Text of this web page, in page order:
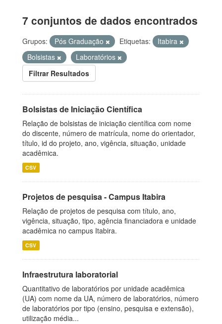
7 conjuntos de dados encontrados
Grupos: Pós Graduação Etiquetas:
Itabira
Bolsistas
Laboratórios
Filtrar Resultados
Bolsistas de Iniciação Científica
Relação de bolsistas de iniciação científica com nome
do discente, número de matrícula, nome do orientador,
título, id do projeto, ano, vigência, situação, unidade
acadêmica.
CSV
Projetos de pesquisa - Campus Itabira
Relação de projetos de pesquisa com título, ano,
vigência, situação, tipo, agência financiadora e unidade
acadêmica no campus Itabira.
CSV
Infraestrutura laboratorial
Quantitativo de laboratórios por unidade acadêmica
(UA) com nome da UA, número de laboratórios, número
de laboratórios por tipo (ensino, pesquisa e extensão),
utilização média...